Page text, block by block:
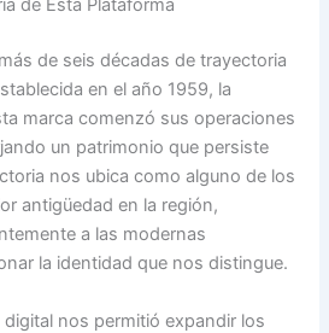
de Esta Plataforma
de seis décadas de trayectoria
en el año 1959, la
marca comenzó sus operaciones
un patrimonio que persiste
nos ubica como alguno de los
antigüedad en la región,
a las modernas
la identidad que nos distingue.
nos permitió expandir los